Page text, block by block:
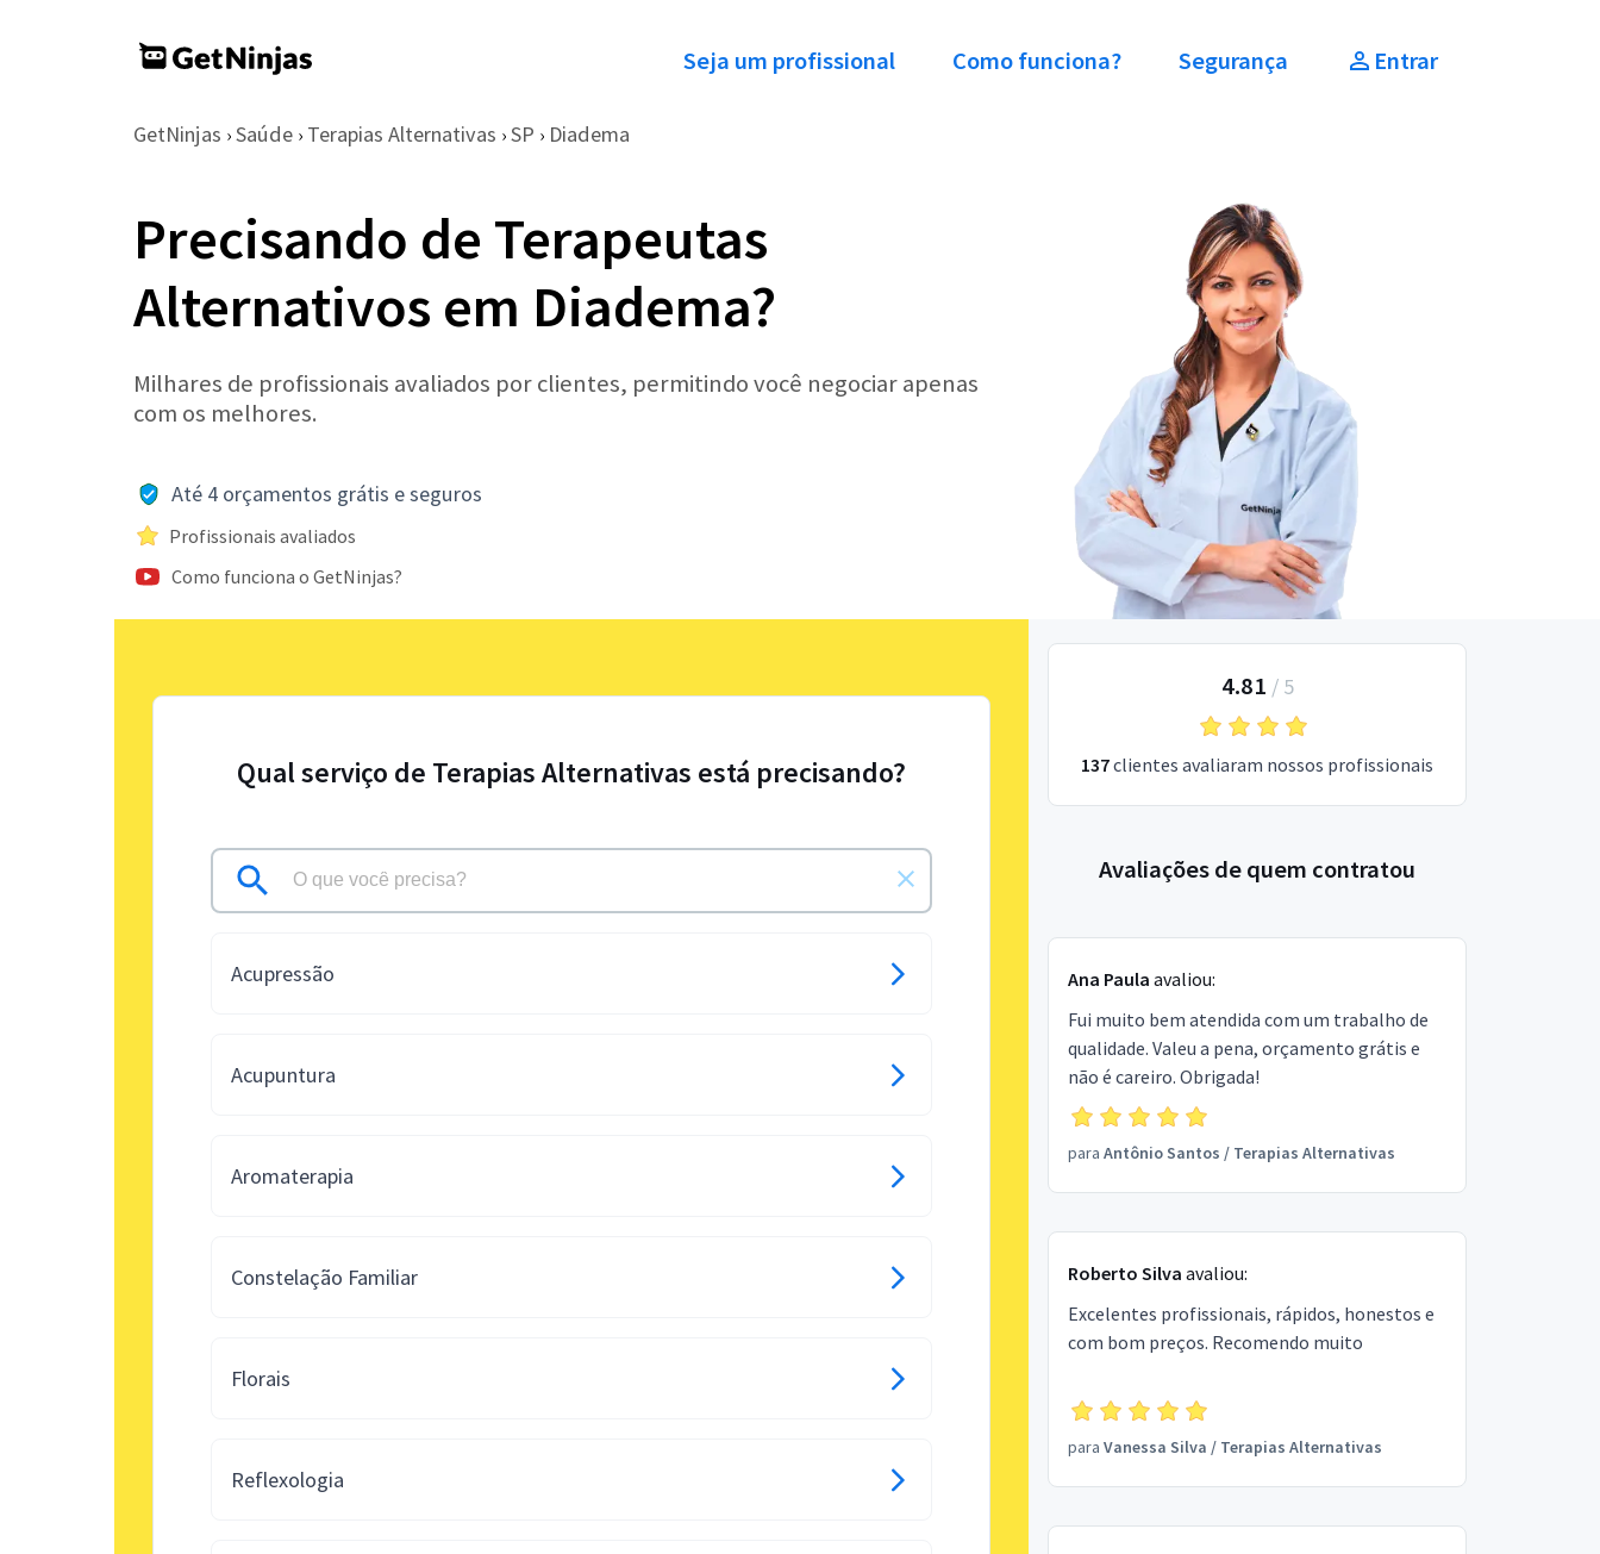
Seja um profissional Como funciona? Segurança Entrar
GetNinjas › Saúde › Terapias Alternativas › SP › Diadema
Precisando de Terapeutas
Alternativos em Diadema?
Milhares de profissionais avaliados por clientes, permitindo você negociar apenas
com os melhores.
Até 4 orçamentos grátis e seguros
Profissionais avaliados
Como funciona o GetNinjas?
Qual serviço de Terapias Alternativas está precisando?
Acupressão
Acupuntura
Aromaterapia
Constelação Familiar
Florais
Reflexologia
4.81 / 5
137clientes avaliaram nossos profissionais
Avaliações de quem contratou
Ana Paula avaliou:
Fui muito bem atendida com um trabalho de
qualidade. Valeu a pena, orçamento grátis e
não é careiro. Obrigada!
para Antônio Santos / Terapias Alternativas
Roberto Silva avaliou:
Excelentes profissionais, rápidos, honestos e
com bom preços. Recomendo muito
para Vanessa Silva / Terapias Alternativas